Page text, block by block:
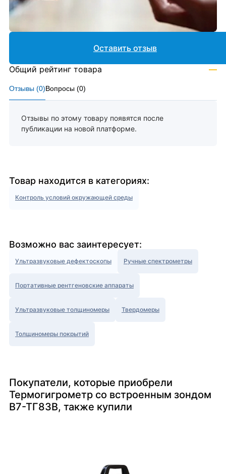
Отзывы (0)Вопросы (0)
Отзывы по этому товару появятся после
публикации на новой платформе.
Оставить отзыв
Общий рейтинг товара —
Товар находится в категориях:
Контроль условий окружающей среды
Возможно вас заинтересует:
Ультразвуковые дефектоскопы Ручные спектрометры
Портативные рентгеновские аппараты
Ультразвуковые толщиномеры Твердомеры
Толщиномеры покрытий
Покупатели, которые приобрели
Термогигрометр со встроенным зондом
В7-ТГ83В, также купили